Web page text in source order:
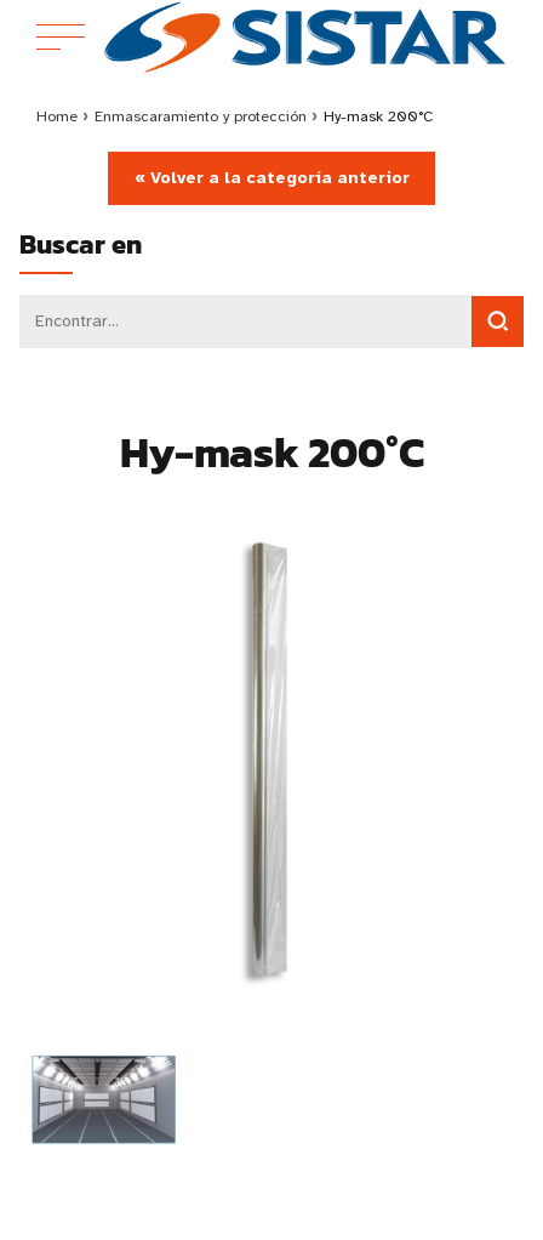
Home › Enmascaramiento y protección › Hy-mask 200°C
« Volver a la categoría anterior
Buscar en
Hy-mask 200°C